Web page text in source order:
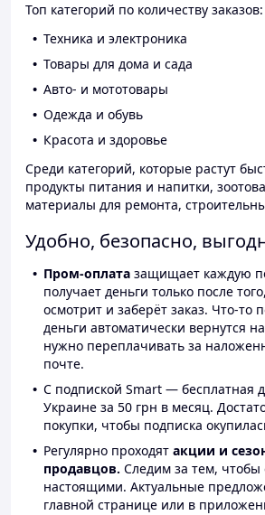
Топ категорий по количеству заказов:
Техника и электроника
Товары для дома и сада
Авто- и мототовары
Одежда и обувь
Красота и здоровье
Среди категорий, которые растут
продукты питания и напитки,
материалы для ремонта,
Удобно, безопасно,
Пром-оплата защищает каждую
получает деньги только после
осмотрит и заберёт заказ. Что-то
деньги автоматически вернутся
нужно переплачивать за
почте.
С подпиской Smart — бесплатная
Украине за 50 грн в месяц.
покупки, чтобы подписка
Регулярно проходят акции и
продавцов. Следим за тем, чтобы
настоящими. Актуальные
главной странице или в